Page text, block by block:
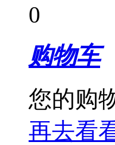
0
购物车
您的购
再去看